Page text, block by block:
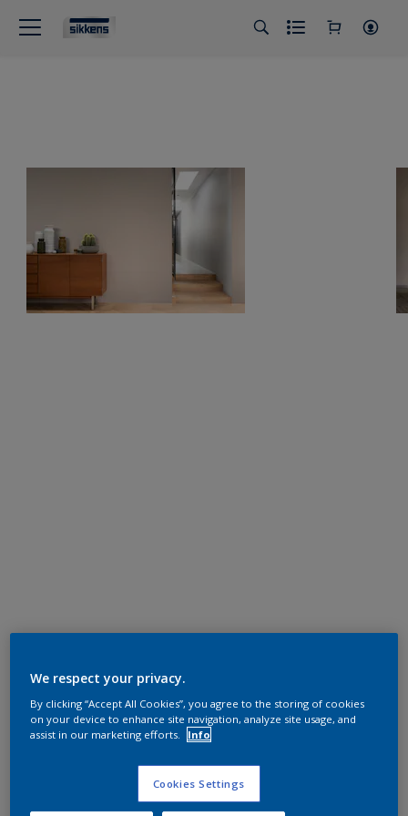
We respect your privacy.
By clicking “Accept All Cookies”, you agree to the storing of cookies
on your device to enhance site navigation, analyze site usage, and
assist in our marketing efforts.
Info
Cookies Settings